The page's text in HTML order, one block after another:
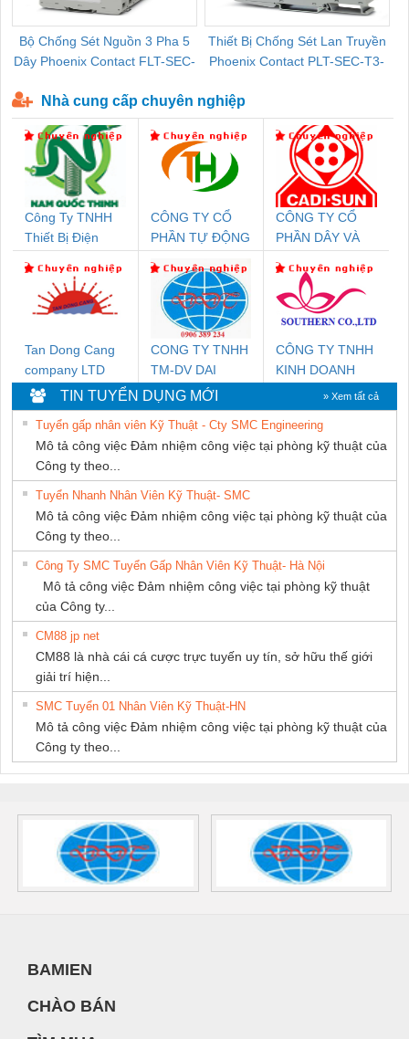
Bộ Chống Sét Nguồn 3 Pha 5
Dây Phoenix Contact FLT-SEC-
Thiết Bị Chống Sét Lan Truyền
Phoenix Contact PLT-SEC-T3-
Nhà cung cấp chuyên nghiệp
Công Ty TNHH
Thiết Bị Điện
CÔNG TY CỔ
PHẦN TỰ ĐỘNG
CÔNG TY CỔ
PHẦN DÂY VÀ
THƯỢNG ĐÌNH
Tan Dong Cang
company LTD
CONG TY TNHH
TM-DV DAI
DONG THANH
CÔNG TY TNHH
KINH DOANH
DỊCH VỤ XNK
PHƯƠNG NAM
TIN TUYỂN DỤNG MỚI » Xem tất cả
Tuyển gấp nhân viên Kỹ Thuật - Cty SMC Engineering
Mô tả công việc Đảm nhiệm công việc tại phòng kỹ thuật của
Công ty theo...
Tuyển Nhanh Nhân Viên Kỹ Thuật- SMC
Mô tả công việc Đảm nhiệm công việc tại phòng kỹ thuật của
Công ty theo...
Công Ty SMC Tuyển Gấp Nhân Viên Kỹ Thuật- Hà Nội
Mô tả công việc Đảm nhiệm công việc tại phòng kỹ thuật
của Công ty...
CM88 jp net
CM88 là nhà cái cá cược trực tuyến uy tín, sở hữu thế giới
giải trí hiện...
SMC Tuyển 01 Nhân Viên Kỹ Thuật-HN
Mô tả công việc Đảm nhiệm công việc tại phòng kỹ thuật của
Công ty theo...
BAMIEN
CHÀO BÁN